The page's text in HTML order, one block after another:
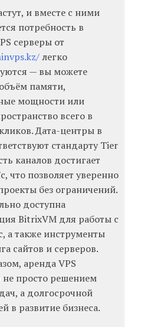
и вместе с ними
потребность в
серверы от
легко
— вы можете
памяти,
мощности или
всего в
Дата-центры в
стандарту Tier
каналов достигает
что позволяет уверенно
без ограничений.
доступна
BitrixVM для работы с
а также инструменты
сайтов и серверов.
аренда VPS
не просто решением
а долгосрочной
в развитие бизнеса.